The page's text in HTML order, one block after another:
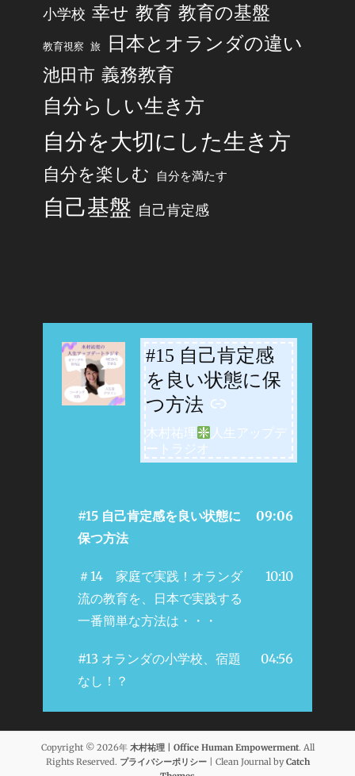
小学校 幸せ 教育 教育の基盤
教育視察 旅 日本とオランダの違い
池田市 義務教育
自分らしい生き方
自分を大切にした生き方
自分を楽しむ 自分を満たす
自己基盤 自己肯定感
#15 自己肯定感
を良い状態に保
つ方法
-
木村祐理
人生アップデ
ートラジオ
#15 自己肯定感を良い状態に
保つ方法
09:06
＃14 家庭で実践！オランダ
流の教育を、日本で実践する
一番簡単な方法は・・・
10:10
#13 オランダの小学校、宿題
なし！？
04:56
Copyright © 2026年 木村祐理 | Office Human Empowerment. All
Rights Reserved. プライバシーポリシー| Clean Journal byCatch